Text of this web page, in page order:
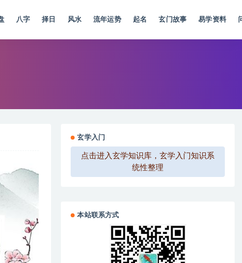
八字 择日 风水 流年运势 起名 玄门故事 易学资料
玄学入门
点击进入玄学知识库，玄学入门知识系
统性整理
本站联系方式